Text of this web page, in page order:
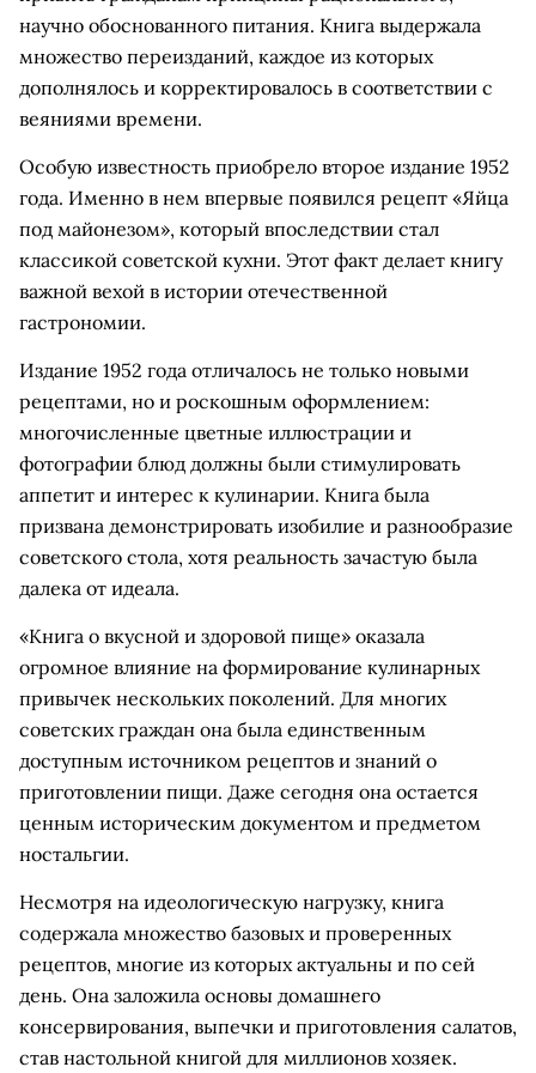
научно обоснованного питания. Книга выдержала
множество переизданий, каждое из которых
дополнялось и корректировалось в соответствии с
веяниями времени.
Особую известность приобрело второе издание 1952
года. Именно в нем впервые появился рецепт «Яйца
под майонезом», который впоследствии стал
классикой советской кухни. Этот факт делает книгу
важной вехой в истории отечественной
гастрономии.
Издание 1952 года отличалось не только новыми
рецептами, но и роскошным оформлением:
многочисленные цветные иллюстрации и
фотографии блюд должны были стимулировать
аппетит и интерес к кулинарии. Книга была
призвана демонстрировать изобилие и разнообразие
советского стола, хотя реальность зачастую была
далека от идеала.
«Книга о вкусной и здоровой пище» оказала
огромное влияние на формирование кулинарных
привычек нескольких поколений. Для многих
советских граждан она была единственным
доступным источником рецептов и знаний о
приготовлении пищи. Даже сегодня она остается
ценным историческим документом и предметом
ностальгии.
Несмотря на идеологическую нагрузку, книга
содержала множество базовых и проверенных
рецептов, многие из которых актуальны и по сей
день. Она заложила основы домашнего
консервирования, выпечки и приготовления салатов,
став настольной книгой для миллионов хозяек.